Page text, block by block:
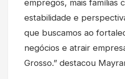
empregos, mais famílias
estabilidade e
que buscamos ao
negócios e atrair
Grosso.” destacou